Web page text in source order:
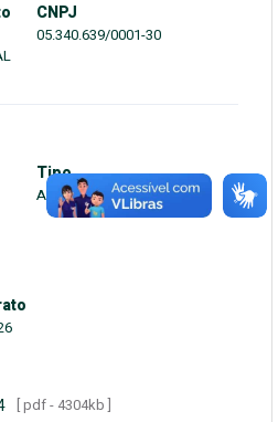
CNPJ
05.340.639/0001-30
Tipo
Aditivo de Prazo
[ pdf - 4304kb ]